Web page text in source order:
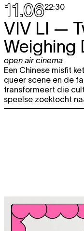
11.0622:30
VIV LI —
Weighing
open air cinema
Een Chinese misfit
queer scene en de
transformeert die
speelse zoektocht